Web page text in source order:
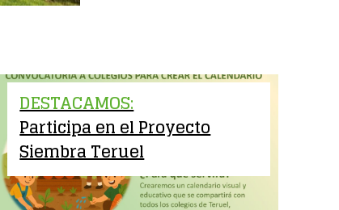
DESTACAMOS:
Participa en el Proyecto
Siembra Teruel